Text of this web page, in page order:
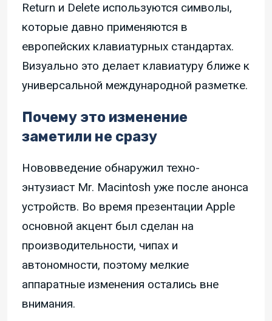
Return и Delete используются символы,
которые давно применяются в
европейских клавиатурных стандартах.
Визуально это делает клавиатуру ближе к
универсальной международной разметке.
Почему это изменение
заметили не сразу
Нововведение обнаружил техно-
энтузиаст Mr. Macintosh уже после анонса
устройств. Во время презентации Apple
основной акцент был сделан на
производительности, чипах и
автономности, поэтому мелкие
аппаратные изменения остались вне
внимания.